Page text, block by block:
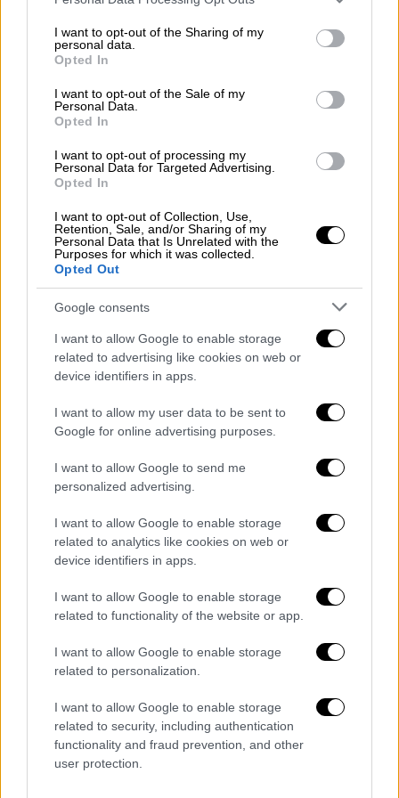
not limited to your visit or usage behaviour. You may click to
grant or deny consent to Google and its third-party tags to
use your data for below specified purposes in below Google
consent section.
I want to opt-out of the Sharing of my
personal data.
Opted In
I want to opt-out of the Sale of my
Personal Data.
Opted In
I want to opt-out of processing my
Personal Data for Targeted Advertising.
Opted In
I want to opt-out of Collection, Use,
Retention, Sale, and/or Sharing of my
Personal Data that Is Unrelated with the
Purposes for which it was collected.
Opted Out
Google consents
I want to allow Google to enable storage
related to advertising like cookies on web or
device identifiers in apps.
I want to allow my user data to be sent to
Google for online advertising purposes.
I want to allow Google to send me
personalized advertising.
I want to allow Google to enable storage
related to analytics like cookies on web or
device identifiers in apps.
I want to allow Google to enable storage
related to functionality of the website or app.
I want to allow Google to enable storage
related to personalization.
I want to allow Google to enable storage
related to security, including authentication
functionality and fraud prevention, and other
user protection.
» είπε η Τζόνσον στη συνέντευξη Τύπου
απαντώντας σε ερώτηση του Variety.
Πέρα από την τιμητική της διάκριση η σταρ
δίνει δυναμικό παρών στο Φεστιβάλ με δύο
ταινίες της.
Η πρώτη είναι το «Materialists», ένα
ρομαντικό δράμα της Σελίν Σονγκ (Celine
Song), όπου συμπρωταγωνιστεί με τους Κρις
Έβανς (Chris Evans) και Πέδρο Πασκάλ
(Pedro Pascal) και η δεύτερη ταινία είναι το
«Splitsville» του Μάικλ 'Αντζελο Κοβίνο
(Michael Angelo Covino), μια παραγωγή που
έκανε αίσθηση στις Κάννες. Σε αυτή την
ταινία, η Τζόνσον δεν περιορίζεται μόνο
και την παραγωγή μέσω της εταιρείας της
TeaTime Pictures. Έχοντας συμμετοχή σε μια
ευρεία γκάμα ταινιών ως πρωταγωνίστρια
και παραγωγός, μοιράστηκε τις σκέψεις της
κινηματογράφο σήμερα.
Dakota Johnson On Books, Music
And Making Movies About Love In
The Modern World: “I Learned That
Dating Sucks” – Karlovy Vary Film
Festivalhttps://t.co/wgaJJ41Yj4
— Deadline (@DEADLINE)July 6,
2025
Πιστεύω ότι το βαρόμετρο αλλάζει αυτή τη